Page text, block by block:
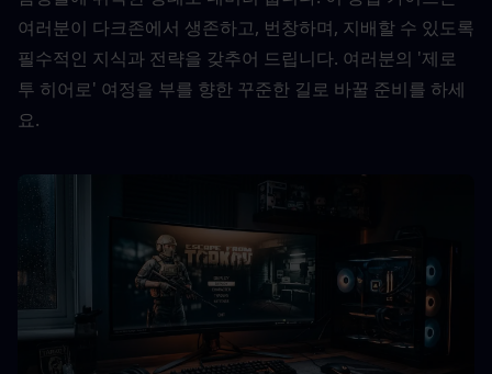
여러분이 다크존에서 생존하고, 번창하며, 지배할 수 있도록
필수적인 지식과 전략을 갖추어 드립니다. 여러분의 '제로
투 히어로' 여정을 부를 향한 꾸준한 길로 바꿀 준비를 하세
요.